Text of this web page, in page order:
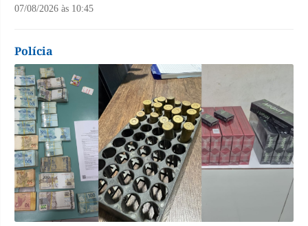
07/08/2026 às 10:45
Polícia